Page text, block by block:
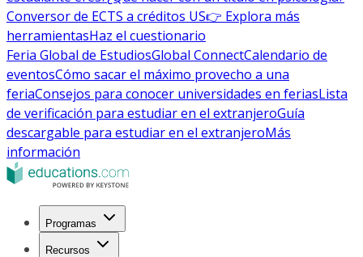
Conversor de ECTS a créditos US👉 Explora más
herramientasHaz el cuestionario
Feria Global de EstudiosGlobal ConnectCalendario de
eventosCómo sacar el máximo provecho a una
feriaConsejos para conocer universidades en feriasLista
de verificación para estudiar en el extranjeroGuía
descargable para estudiar en el extranjeroMás
información
Programas
Recursos